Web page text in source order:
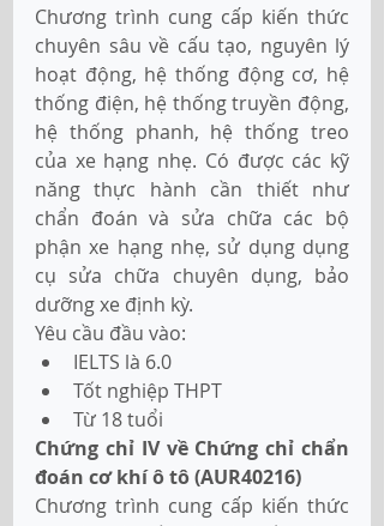
Chương trình cung cấp kiến thức
chuyên sâu về cấu tạo, nguyên lý
hoạt động, hệ thống động cơ, hệ
thống điện, hệ thống truyền động,
hệ thống phanh, hệ thống treo
của xe hạng nhẹ. Có được các kỹ
năng thực hành cần thiết như
chẩn đoán và sửa chữa các bộ
phận xe hạng nhẹ, sử dụng dụng
cụ sửa chữa chuyên dụng, bảo
dưỡng xe định kỳ.
Yêu cầu đầu vào:
IELTS là 6.0
Tốt nghiệp THPT
Từ 18 tuổi
Chứng chỉ IV về Chứng chỉ chẩn
đoán cơ khí ô tô (AUR40216)
Chương trình cung cấp kiến thức